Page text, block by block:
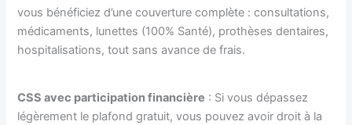
vous bénéficiez d’une couverture complète : consultations,
médicaments, lunettes (100% Santé), prothèses dentaires,
hospitalisations, tout sans avance de frais.
CSS avec participation financière : Si vous dépassez
légèrement le plafond gratuit, vous pouvez avoir droit à la